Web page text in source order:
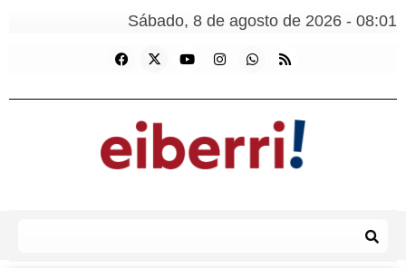
Sábado, 8 de agosto de 2026 - 08:01